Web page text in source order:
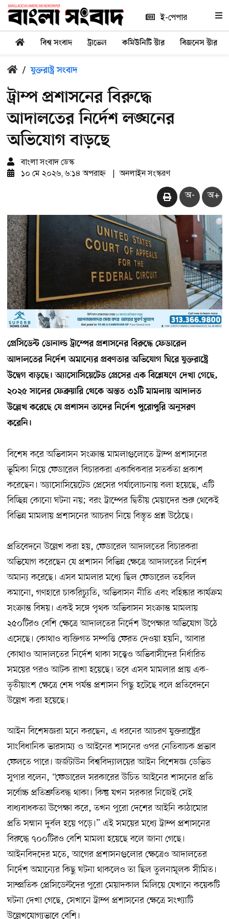
ই-পেপার
বিশ্ব সংবাদ ট্রাভেল কমিউনিটি স্টার বিজনেস স্টার
/ যুক্তরাষ্ট্র সংবাদ
ট্রাম্প প্রশাসনের বিরুদ্ধে
আদালতের নির্দেশ লঙ্ঘনের
অভিযোগ বাড়ছে
বাংলা সংবাদ ডেস্ক
১০ মে ২০২৬, ৬:১৪ অপরাহ্ন
অনলাইন সংস্করণ
অ- অ+
প্রেসিডেন্ট ডোনাল্ড ট্রাম্পের প্রশাসনের বিরুদ্ধে ফেডারেল
আদালতের নির্দেশ অমান্যের প্রবণতার অভিযোগ ঘিরে যুক্তরাষ্ট্রে
উদ্বেগ বাড়ছে। অ্যাসোসিয়েটেড প্রেসের এক বিশ্লেষণে দেখা গেছে,
২০২৫ সালের ফেব্রুয়ারি থেকে অন্তত ৩১টি মামলায় আদালত
উল্লেখ করেছে যে প্রশাসন তাদের নির্দেশ পুরোপুরি অনুসরণ
করেনি।
বিশেষ করে অভিবাসন সংক্রান্ত মামলাগুলোতে ট্রাম্প প্রশাসনের
ভূমিকা নিয়ে ফেডারেল বিচারকরা একাধিকবার সতর্কতা প্রকাশ
করেছেন। অ্যাসোসিয়েটেড প্রেসের পর্যালোচনায় বলা হয়েছে, এটি
বিচ্ছিন্ন কোনো ঘটনা নয়; বরং ট্রাম্পের দ্বিতীয় মেয়াদের শুরু থেকেই
বিভিন্ন মামলায় প্রশাসনের আচরণ নিয়ে বিস্তৃত প্রশ্ন উঠেছে।
প্রতিবেদনে উল্লেখ করা হয়, ফেডারেল আদালতের বিচারকরা
অভিযোগ করেছেন যে প্রশাসন বিভিন্ন ক্ষেত্রে আদালতের নির্দেশ
অমান্য করেছে। এসব মামলার মধ্যে ছিল ফেডারেল তহবিল
কমানো, গণহারে চাকরিচ্যুতি, অভিবাসন নীতি এবং বহিষ্কার কার্যক্রম
সংক্রান্ত বিষয়। একই সঙ্গে পৃথক অভিবাসন সংক্রান্ত মামলায়
২৫০টিরও বেশি ক্ষেত্রে আদালতের নির্দেশ উপেক্ষার অভিযোগ উঠে
এসেছে। কোথাও ব্যক্তিগত সম্পত্তি ফেরত দেওয়া হয়নি, আবার
কোথাও আদালতের নির্দেশ থাকা সত্ত্বেও অভিবাসীদের নির্ধারিত
সময়ের পরও আটক রাখা হয়েছে। তবে এসব মামলার প্রায় এক-
তৃতীয়াংশ ক্ষেত্রে শেষ পর্যন্ত প্রশাসন পিছু হটেছে বলে প্রতিবেদনে
উল্লেখ করা হয়েছে।
আইন বিশেষজ্ঞরা মনে করছেন, এ ধরনের আচরণ যুক্তরাষ্ট্রের
সাংবিধানিক ভারসাম্য ও আইনের শাসনের ওপর নেতিবাচক প্রভাব
ফেলতে পারে। জর্জটাউন বিশ্ববিদ্যালয়ের আইন বিশেষজ্ঞ ডেভিড
সুপার বলেন, “ফেডারেল সরকারের উচিত আইনের শাসনের প্রতি
সর্বোচ্চ প্রতিশ্রুতিবদ্ধ থাকা। কিন্তু যখন সরকার নিজেই সেই
বাধ্যবাধকতা উপেক্ষা করে, তখন পুরো দেশের আইনি কাঠামোর
প্রতি সম্মান দুর্বল হয়ে পড়ে।” এই সময়ের মধ্যে ট্রাম্প প্রশাসনের
বিরুদ্ধে ৭০০টিরও বেশি মামলা হয়েছে বলে জানা গেছে।
আইনবিদদের মতে, আগের প্রশাসনগুলোর ক্ষেত্রেও আদালতের
নির্দেশ অমান্যের কিছু ঘটনা থাকলেও তা ছিল তুলনামূলক সীমিত।
সাম্প্রতিক প্রেসিডেন্টদের পুরো মেয়াদকাল মিলিয়ে যেখানে কয়েকটি
ঘটনা দেখা গেছে, সেখানে ট্রাম্প প্রশাসনের ক্ষেত্রে সংখ্যাটি
উল্লেখযোগ্যভাবে বেশি।